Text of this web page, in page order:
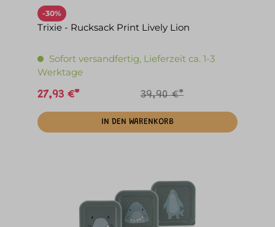
-30%
Trixie - Rucksack Print Lively Lion
Sofort versandfertig, Lieferzeit ca. 1-3
Werktage
27,93 €* 39,90 €*
IN DEN WARENKORB